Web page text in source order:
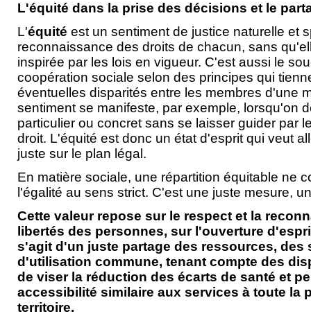
L'équité dans la prise des décisions et le
L'équité est un sentiment de justice naturelle et
reconnaissance des droits de chacun, sans
inspirée par les lois en vigueur. C'est aussi le
coopération sociale selon des principes qui
éventuelles disparités entre les membres d'une
sentiment se manifeste, par exemple, lorsqu'on
particulier ou concret sans se laisser guider par
droit. L'équité est donc un état d'esprit qui veut
juste sur le plan légal.
En matière sociale, une répartition équitable ne
l'égalité au sens strict. C'est une juste mesure,
Cette valeur repose sur le respect et la
libertés des personnes, sur l'ouverture
s'agit d'un juste partage des ressources, des
d'utilisation commune, tenant compte des
de viser la réduction des écarts de santé et
accessibilité similaire aux services à toute la
territoire.